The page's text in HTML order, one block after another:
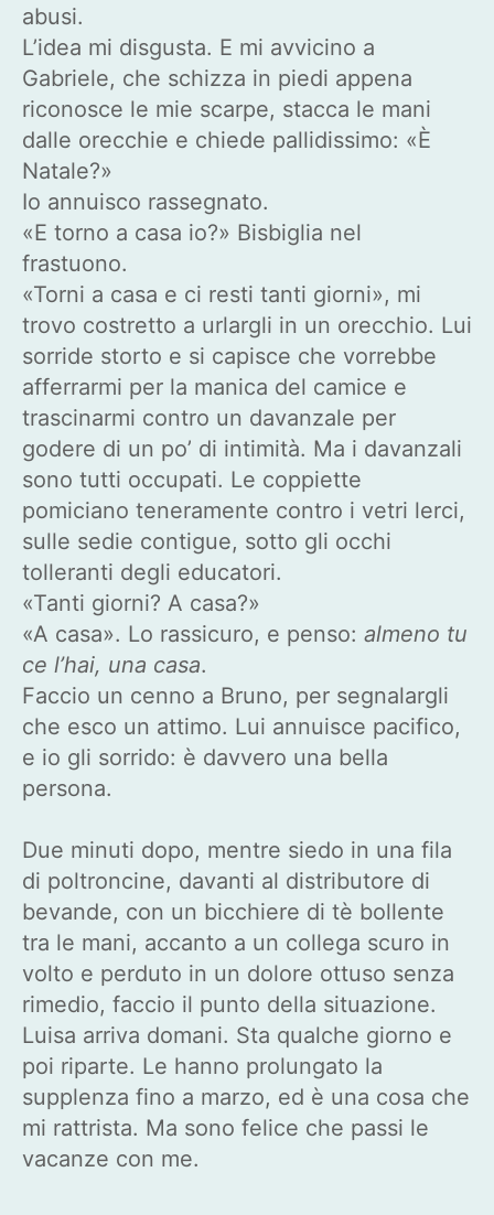
abusi.
L’idea mi disgusta. E mi avvicino a
Gabriele, che schizza in piedi appena
riconosce le mie scarpe, stacca le mani
dalle orecchie e chiede pallidissimo: «È
Natale?»
Io annuisco rassegnato.
«E torno a casa io?» Bisbiglia nel
frastuono.
«Torni a casa e ci resti tanti giorni», mi
trovo costretto a urlargli in un orecchio. Lui
sorride storto e si capisce che vorrebbe
afferrarmi per la manica del camice e
trascinarmi contro un davanzale per
godere di un po’ di intimità. Ma i davanzali
sono tutti occupati. Le coppiette
pomiciano teneramente contro i vetri lerci,
sulle sedie contigue, sotto gli occhi
tolleranti degli educatori.
«Tanti giorni? A casa?»
«A casa». Lo rassicuro, e penso: almeno tu
ce l’hai, una casa.
Faccio un cenno a Bruno, per segnalargli
che esco un attimo. Lui annuisce pacifico,
e io gli sorrido: è davvero una bella
persona.
Due minuti dopo, mentre siedo in una fila
di poltroncine, davanti al distributore di
bevande, con un bicchiere di tè bollente
tra le mani, accanto a un collega scuro in
volto e perduto in un dolore ottuso senza
rimedio, faccio il punto della situazione.
Luisa arriva domani. Sta qualche giorno e
poi riparte. Le hanno prolungato la
supplenza fino a marzo, ed è una cosa che
mi rattrista. Ma sono felice che passi le
vacanze con me.